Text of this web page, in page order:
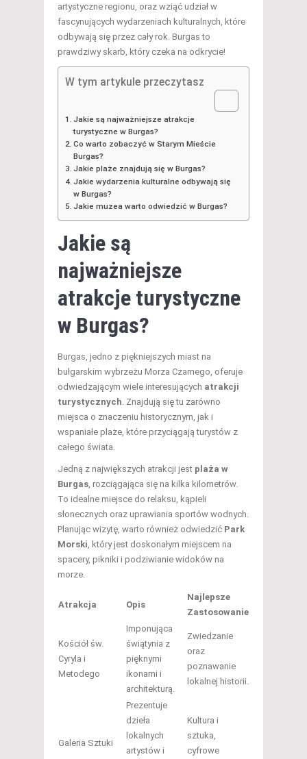
artystyczne regionu, oraz wziąć udział w
fascynujących wydarzeniach kulturalnych, które
odbywają się przez cały rok. Burgas to
prawdziwy skarb, który czeka na odkrycie!
W tym artykule przeczytasz
Jakie są najważniejsze atrakcje
turystyczne w Burgas?
Co warto zobaczyć w Starym Mieście
Burgas?
Jakie plaże znajdują się w Burgas?
Jakie wydarzenia kulturalne odbywają się
w Burgas?
Jakie muzea warto odwiedzić w Burgas?
Jakie są
najważniejsze
atrakcje turystyczne
w Burgas?
Burgas, jedno z piękniejszych miast na
bułgarskim wybrzeżu Morza Czarnego, oferuje
odwiedzającym wiele interesujących atrakcji
turystycznych . Znajdują się tu zarówno
miejsca o znaczeniu historycznym, jak i
wspaniałe plaże, które przyciągają turystów z
całego świata.
Jedną z największych atrakcji jest plaża w
Burgas , rozciągająca się na kilka kilometrów.
To idealne miejsce do relaksu, kąpieli
słonecznych oraz uprawiania sportów wodnych.
Planując wizytę, warto również odwiedzić Park
Morski , który jest doskonałym miejscem na
spacery, pikniki i podziwianie widoków na
morze.
Atrakcja Opis
Najlepsze
Zastosowanie
Kościół św.
Cyryla i
Metodego
Imponująca
świątynia z
pięknymi
ikonami i
architekturą.
Zwiedzanie
oraz
poznawanie
lokalnej historii.
Galeria Sztuki
Prezentuje
dzieła
lokalnych
artystów i
Kultura i
sztuka,
cyfrowe